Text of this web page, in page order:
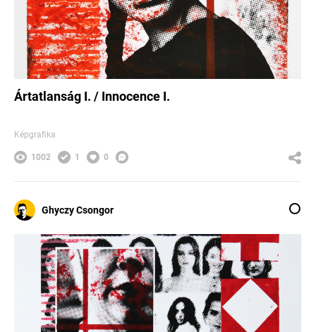
Ártatlanság I. / Innocence I.
Képgrafika
1002 1 0
Ghyczy Csongor